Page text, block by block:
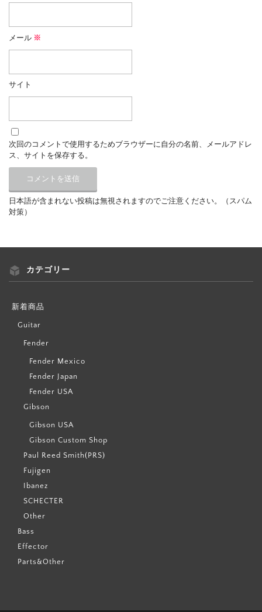
メール ※
サイト
次回のコメントで使用するためブラウザーに自分の名前、メールアドレ
ス、サイトを保存する。
日本語が含まれない投稿は無視されますのでご注意ください。（スパム
対策）
カテゴリー
新着商品
Guitar
Fender
Fender Mexico
Fender Japan
Fender USA
Gibson
Gibson USA
Gibson Custom Shop
Paul Reed Smith(PRS)
Fujigen
Ibanez
SCHECTER
Other
Bass
Effector
Parts&Other